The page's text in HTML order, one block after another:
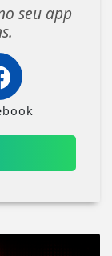
seu app